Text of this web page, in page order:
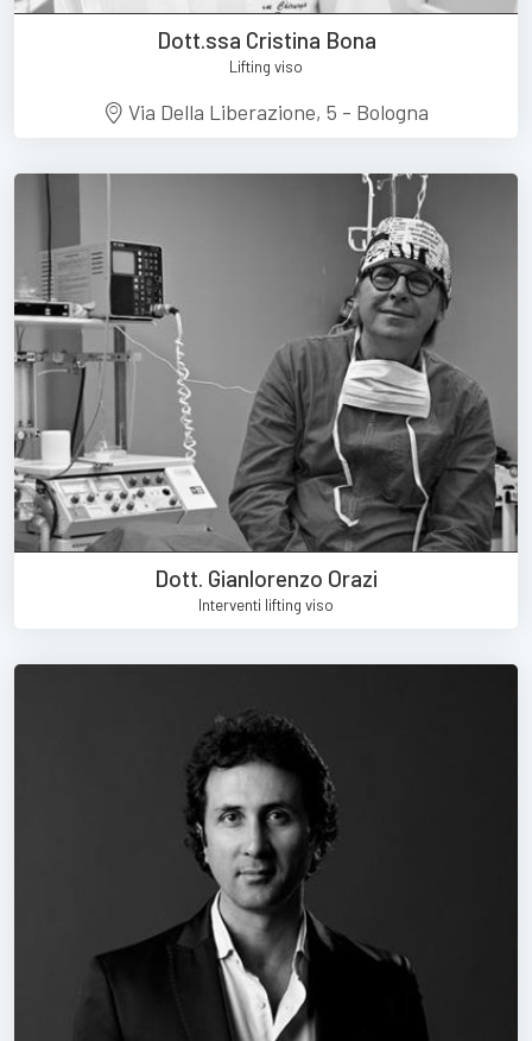
Dott.ssa Cristina Bona
Lifting viso
Via Della Liberazione, 5 - Bologna
Dott. Gianlorenzo Orazi
Interventi lifting viso